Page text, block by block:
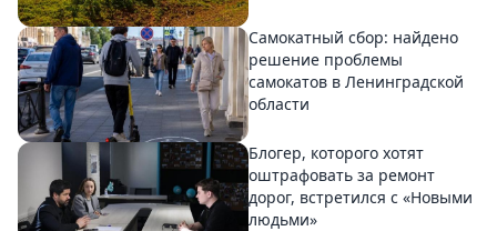
Самокатный сбор: найдено
решение проблемы
самокатов в Ленинградской
области
Блогер, которого хотят
оштрафовать за ремонт
дорог, встретился с «Новыми
людьми»